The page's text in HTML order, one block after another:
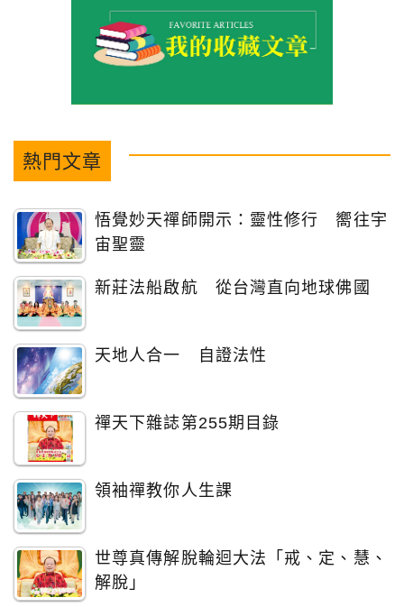
熱門文章
悟覺妙天禪師開示：靈性修行 嚮往宇
宙聖靈
新莊法船啟航 從台灣直向地球佛國
天地人合一 自證法性
禪天下雜誌第255期目錄
領袖禪教你人生課
世尊真傳解脫輪迴大法「戒、定、慧、
解脫」